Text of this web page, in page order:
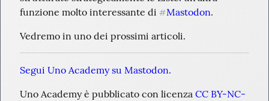
funzione molto interessante di #Mastodon.
Vedremo in uno dei prossimi articoli.
Segui Uno Academy su Mastodon.
Uno Academy è pubblicato con licenza CC BY-NC-